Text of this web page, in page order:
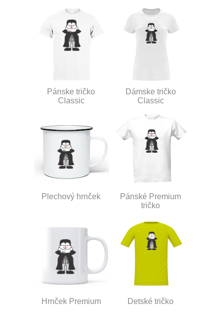
Pánske tričko
Classic
Dámske tričko
Classic
Plechový hrnček
Pánské Premium
tričko
Hrnček Premium Detské tričko